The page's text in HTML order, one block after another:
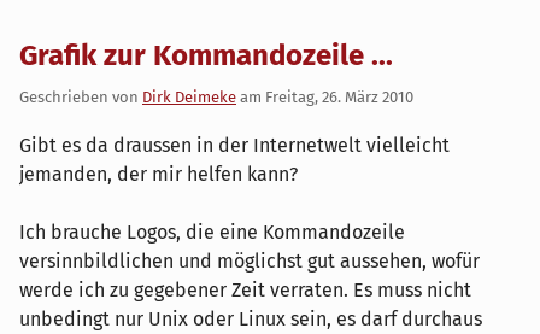
Grafik zur Kommandozeile ...
Geschrieben von Dirk Deimeke am Freitag, 26. März 2010
Gibt es da draussen in der Internetwelt vielleicht
jemanden, der mir helfen kann?
Ich brauche Logos, die eine Kommandozeile
versinnbildlichen und möglichst gut aussehen, wofür
werde ich zu gegebener Zeit verraten. Es muss nicht
unbedingt nur Unix oder Linux sein, es darf durchaus